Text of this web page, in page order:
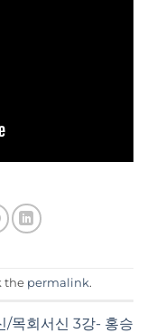
the permalink.
/목회서신 3강- 홍승